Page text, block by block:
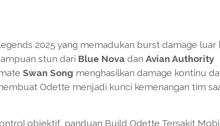
2025 yang memadukan burst damage luar
stun dari Blue Nova dan Avian Authority
Swan Song menghasilkan damage kontinu
Odette menjadi kunci kemenangan tim
objektif, panduan Build Odette Tersakit